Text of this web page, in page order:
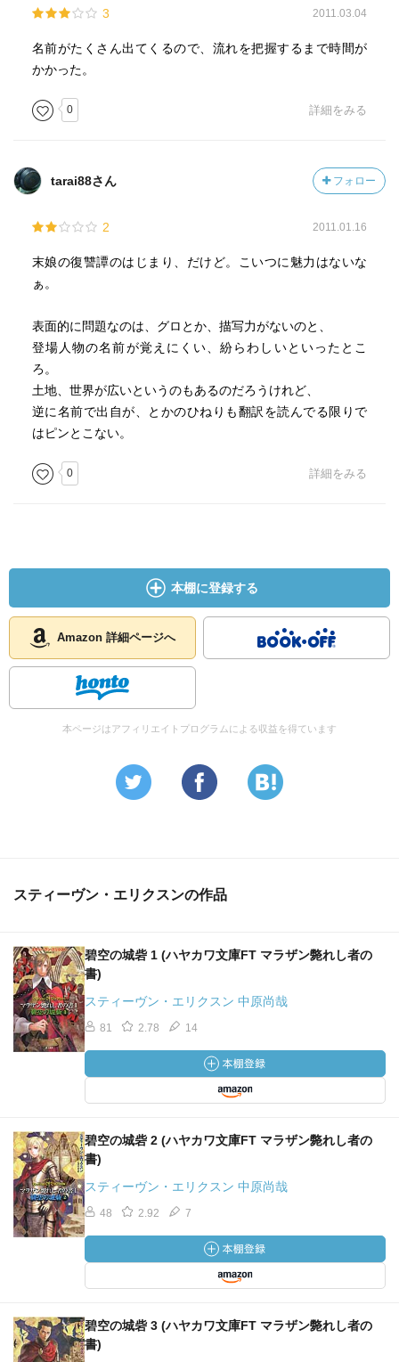
3 2011.03.04
名前がたくさん出てくるので、流れを把握するまで時間が
かかった。
0 詳細をみる
tarai88さん フォロー
2 2011.01.16
末娘の復讐譚のはじまり、だけど。こいつに魅力はないな
ぁ。
表面的に問題なのは、グロとか、描写力がないのと、
登場人物の名前が覚えにくい、紛らわしいといったとこ
ろ。
土地、世界が広いというのもあるのだろうけれど、
逆に名前で出自が、とかのひねりも翻訳を読んでる限りで
はピンとこない。
0 詳細をみる
本棚に登録する
Amazon 詳細ページへ
本ページはアフィリエイトプログラムによる収益を得ています
スティーヴン・エリクスンの作品
碧空の城砦 1 (ハヤカワ文庫FT マラザン斃れし者の
書)
スティーヴン・エリクスン 中原尚哉
81 2.78 14
碧空の城砦 2 (ハヤカワ文庫FT マラザン斃れし者の
書)
スティーヴン・エリクスン 中原尚哉
48 2.92 7
碧空の城砦 3 (ハヤカワ文庫FT マラザン斃れし者の
書)